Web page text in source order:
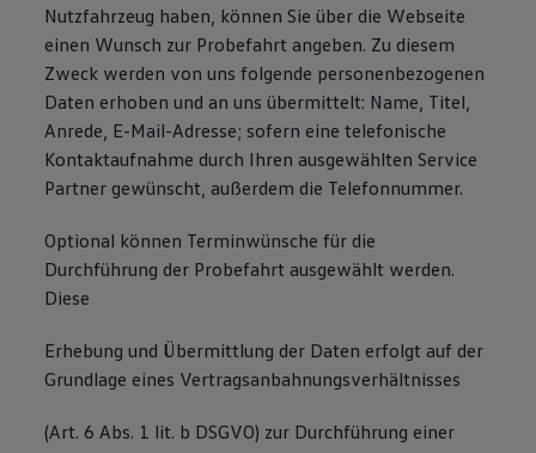
Nutzfahrzeug haben, können Sie über die Webseite
einen Wunsch zur Probefahrt angeben. Zu diesem
Zweck werden von uns folgende personenbezogenen
Daten erhoben und an uns übermittelt: Name, Titel,
Anrede, E-Mail-Adresse; sofern eine telefonische
Kontaktaufnahme durch Ihren ausgewählten Service
Partner gewünscht, außerdem die Telefonnummer.
Optional können Terminwünsche für die
Durchführung der Probefahrt ausgewählt werden.
Diese
Erhebung und Übermittlung der Daten erfolgt auf der
Grundlage eines Vertragsanbahnungsverhältnisses
(Art. 6 Abs. 1 lit. b DSGVO) zur Durchführung einer